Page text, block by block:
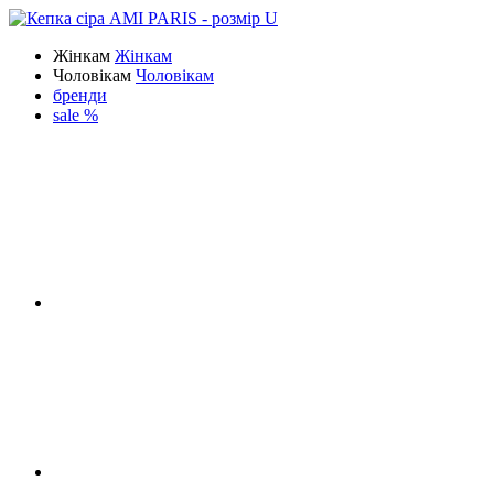
Жінкам Жінкам
Чоловікам Чоловікам
бренди
sale %